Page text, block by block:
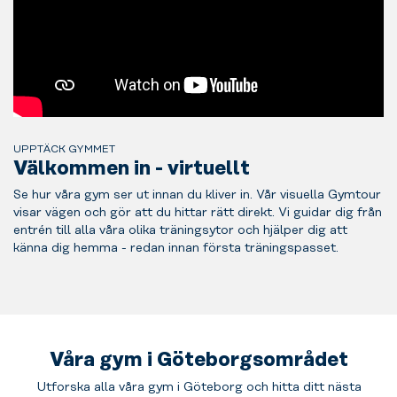
UPPTÄCK GYMMET
Välkommen in - virtuellt
Se hur våra gym ser ut innan du kliver in. Vår visuella Gymtour
visar vägen och gör att du hittar rätt direkt. Vi guidar dig från
entrén till alla våra olika träningsytor och hjälper dig att
känna dig hemma - redan innan första träningspasset.
Våra gym i Göteborgsområdet
Utforska alla våra gym i Göteborg och hitta ditt nästa